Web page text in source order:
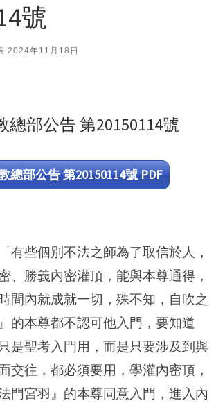
號
2024年11月18日
總部公告 第20150114號
總部公告 第20150114號 PDF
有些個別不法之師為了取信於人，
、勝義內密灌頂，能與本尊通得，
間內就成就一切，殊不知，自吹之
的本尊都不認可他入門，要知道
是聖考入門用，而是只要涉及到與
交往，都必須要用，學灌內密頂，
門宮羽』的本尊同意入門，進入內